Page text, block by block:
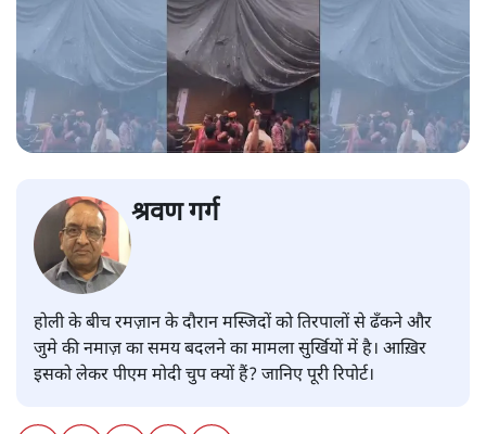
श्रवण गर्ग
होली के बीच रमज़ान के दौरान मस्जिदों को तिरपालों से ढँकने और
जुमे की नमाज़ का समय बदलने का मामला सुर्खियों में है। आख़िर
इसको लेकर पीएम मोदी चुप क्यों हैं? जानिए पूरी रिपोर्ट।